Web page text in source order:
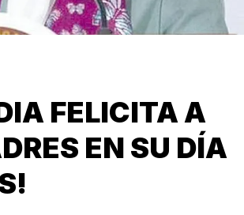
FELICITA A
EN SU DÍA